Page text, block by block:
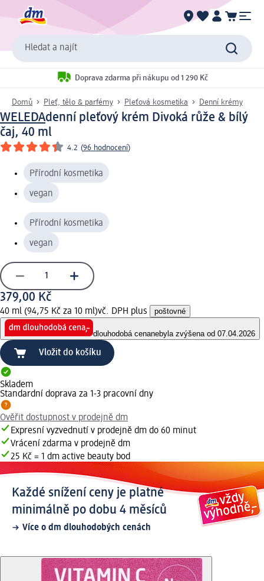
Hledat a najít
Doprava zdarma při nákupu od 1 290 Kč
Domů Pleť, tělo & parfémy Pleťová kosmetika Denní krémy
WELEDAdenní pleťový krém Divoká růže & bílý
čaj, 40 ml
4.2 (96 hodnocení)
Přírodní kosmetika
vegan
Přírodní kosmetika
vegan
379,00 Kč
40 ml (94,75 Kč za 10 ml)vč. DPH plus poštovné
dlouhodobá cenanebyla zvýšena od 07.04.2026
Vložit do košíku
Skladem
Standardní doprava za 1-3 pracovní dny
Ověřit dostupnost v prodejně dm
Expresní vyzvednutí v prodejně dm do 60 minut
Vrácení zdarma v prodejně dm
25 Kč = 1 dm active beauty bod
Každé snížení ceny je platné
minimálně po dobu 4 měsíců
Více o dm dlouhodobých cenách